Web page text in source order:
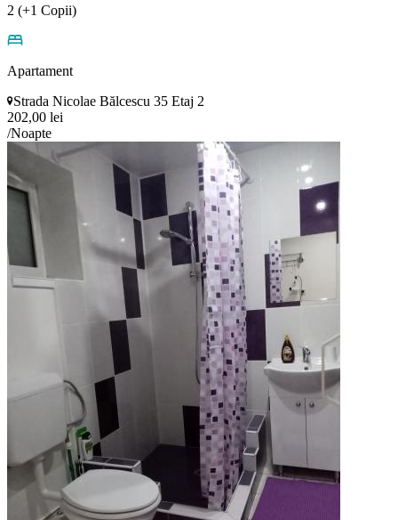
2 (+1 Copii)
Apartament
Strada Nicolae Bălcescu 35 Etaj 2
202,00 lei
/Noapte